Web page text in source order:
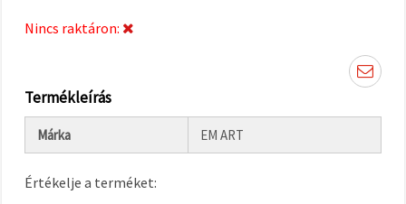
Beállításokban
megadhatja
kiválasztásával
gombra
kattintva.
Nincs raktáron:
Termékleírás
Márka EM ART
Értékelje a terméket: